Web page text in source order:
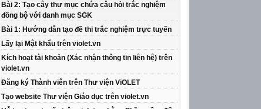
Bài 2: Tạo cây thư mục chứa câu hỏi trắc nghiệm
đồng bộ với danh mục SGK
Bài 1: Hướng dẫn tạo đề thi trắc nghiệm trực tuyến
Lấy lại Mật khẩu trên violet.vn
Kích hoạt tài khoản (Xác nhận thông tin liên hệ) trên
violet.vn
Đăng ký Thành viên trên Thư viện ViOLET
Tạo website Thư viện Giáo dục trên violet.vn